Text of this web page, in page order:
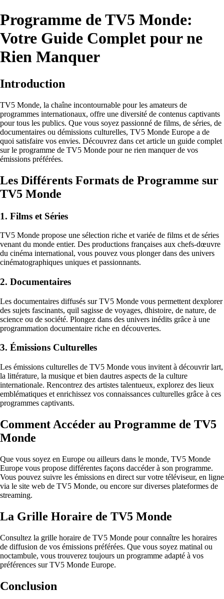
Programme de TV5 Monde:
Votre Guide Complet pour ne
Rien Manquer
Introduction
TV5 Monde, la chaîne incontournable pour les amateurs de
programmes internationaux, offre une diversité de contenus captivants
pour tous les publics. Que vous soyez passionné de films, de séries, de
documentaires ou démissions culturelles, TV5 Monde Europe a de
quoi satisfaire vos envies. Découvrez dans cet article un guide complet
sur le programme de TV5 Monde pour ne rien manquer de vos
émissions préférées.
Les Différents Formats de Programme sur
TV5 Monde
1. Films et Séries
TV5 Monde propose une sélection riche et variée de films et de séries
venant du monde entier. Des productions françaises aux chefs-dœuvre
du cinéma international, vous pouvez vous plonger dans des univers
cinématographiques uniques et passionnants.
2. Documentaires
Les documentaires diffusés sur TV5 Monde vous permettent dexplorer
des sujets fascinants, quil sagisse de voyages, dhistoire, de nature, de
science ou de société. Plongez dans des univers inédits grâce à une
programmation documentaire riche en découvertes.
3. Émissions Culturelles
Les émissions culturelles de TV5 Monde vous invitent à découvrir lart,
la littérature, la musique et bien dautres aspects de la culture
internationale. Rencontrez des artistes talentueux, explorez des lieux
emblématiques et enrichissez vos connaissances culturelles grâce à ces
programmes captivants.
Comment Accéder au Programme de TV5
Monde
Que vous soyez en Europe ou ailleurs dans le monde, TV5 Monde
Europe vous propose différentes façons daccéder à son programme.
Vous pouvez suivre les émissions en direct sur votre téléviseur, en ligne
via le site web de TV5 Monde, ou encore sur diverses plateformes de
streaming.
La Grille Horaire de TV5 Monde
Consultez la grille horaire de TV5 Monde pour connaître les horaires
de diffusion de vos émissions préférées. Que vous soyez matinal ou
noctambule, vous trouverez toujours un programme adapté à vos
préférences sur TV5 Monde Europe.
Conclusion